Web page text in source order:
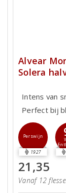
Alvear
Solera
Intens van
Perfect bij
Perswijn
1927
21,35
Vanaf 12